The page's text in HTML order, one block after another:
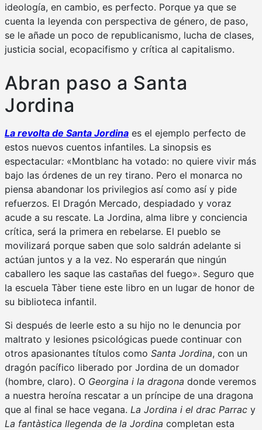
ideología, en cambio, es perfecto. Porque ya que se
cuenta la leyenda con perspectiva de género, de paso,
se le añade un poco de republicanismo, lucha de clases,
justicia social, ecopacifismo y crítica al capitalismo.
Abran paso a Santa
Jordina
La revolta de Santa Jordina es el ejemplo perfecto de
estos nuevos cuentos infantiles. La sinopsis es
espectacular: «Montblanc ha votado: no quiere vivir más
bajo las órdenes de un rey tirano. Pero el monarca no
piensa abandonar los privilegios así como así y pide
refuerzos. El Dragón Mercado, despiadado y voraz
acude a su rescate. La Jordina, alma libre y conciencia
crítica, será la primera en rebelarse. El pueblo se
movilizará porque saben que solo saldrán adelante si
actúan juntos y a la vez. No esperarán que ningún
caballero les saque las castañas del fuego». Seguro que
la escuela Tàber tiene este libro en un lugar de honor de
su biblioteca infantil.
Si después de leerle esto a su hijo no le denuncia por
maltrato y lesiones psicológicas puede continuar con
otros apasionantes títulos como Santa Jordina, con un
dragón pacífico liberado por Jordina de un domador
(hombre, claro). O Georgina i la dragona donde veremos
a nuestra heroína rescatar a un príncipe de una dragona
que al final se hace vegana. La Jordina i el drac Parrac y
La fantàstica llegenda de la Jordina completan esta